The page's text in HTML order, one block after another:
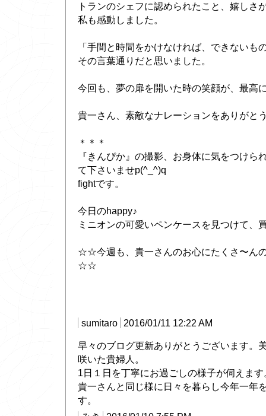
トランのシェフに認められたこと、嬉しさ
私も感動しました。
「手間と時間をかけなければ、できないも
その言葉通りだと思いました。
今回も、夢の扉を開いた時の笑顔が、最高
貴一さん、素敵なナレーションをありがと
＊＊＊
『きんぴか』の撮影、お身体に気をつけら
て下さいませp(^_^)q
fightです。
今日のhappy♪
ミニオンの可愛いペンケースを見つけて、
☆☆今週も、貴一さんのお心にたくさ〜ん
☆☆
sumitaro 2016/01/11 12:22 AM
早々のブログ更新ありがとうございます。
咲いた貴婦人。
1日１日を丁寧にお過ごしの様子が伺えます
貴一さんと同じ様に日々を暮らし今年一年
す。